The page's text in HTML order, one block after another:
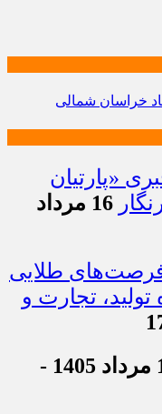
خراسان شمالی
«پارتیان
16 مرداد
طلایی
تجارت و
16 مرداد 1405 -